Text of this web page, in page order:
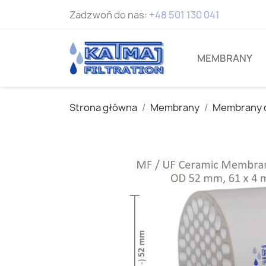
Zadzwoń do nas: +48 501 130 041
MEMBRANY
Strona główna Membrany Membrany